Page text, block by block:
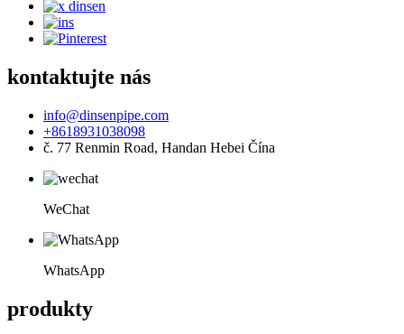
kontaktujte nás
info@dinsenpipe.com
+8618931038098
č. 77 Renmin Road, Handan Hebei Čína
WeChat
WhatsApp
produkty